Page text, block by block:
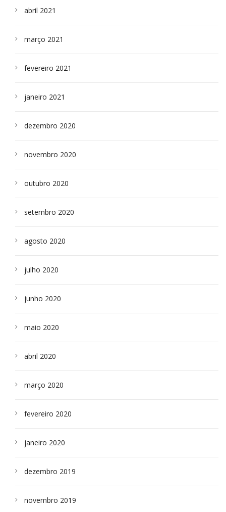
abril 2021
março 2021
fevereiro 2021
janeiro 2021
dezembro 2020
novembro 2020
outubro 2020
setembro 2020
agosto 2020
julho 2020
junho 2020
maio 2020
abril 2020
março 2020
fevereiro 2020
janeiro 2020
dezembro 2019
novembro 2019